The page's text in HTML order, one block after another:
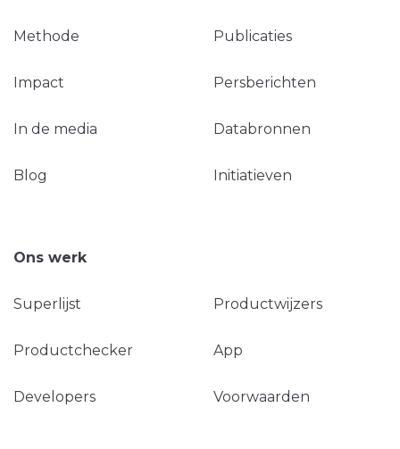
Methode Publicaties
Impact Persberichten
In de media Databronnen
Blog Initiatieven
Ons werk
Superlijst Productwijzers
Productchecker App
Developers Voorwaarden